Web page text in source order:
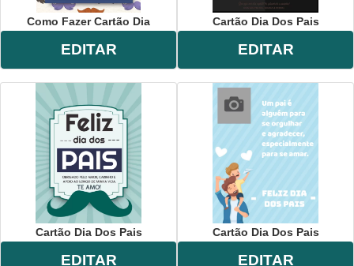
Como Fazer Cartão Dia
EDITAR
Cartão Dia Dos Pais
EDITAR
Cartão Dia Dos Pais
EDITAR
Cartão Dia Dos Pais
EDITAR